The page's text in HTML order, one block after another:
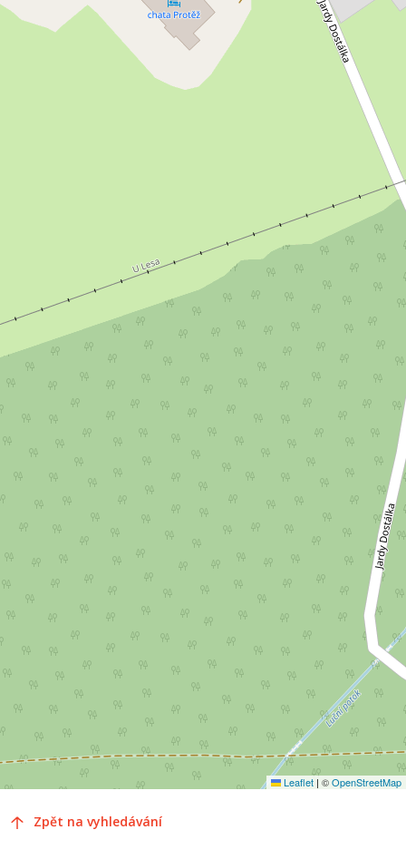
Leaflet | ©OpenStreetMap
Zpět na vyhledávání